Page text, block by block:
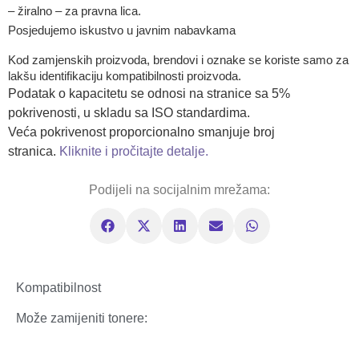
– žiralno – za pravna lica.
Posjedujemo iskustvo u javnim nabavkama
Kod zamjenskih proizvoda, brendovi i oznake se koriste samo za
lakšu identifikaciju kompatibilnosti proizvoda.
Podatak o kapacitetu se odnosi na stranice sa 5%
pokrivenosti, u skladu sa ISO standardima.
Veća pokrivenost proporcionalno smanjuje broj
stranica. Kliknite i pročitajte detalje.
Podijeli na socijalnim mrežama:
Kompatibilnost
Može zamijeniti tonere: